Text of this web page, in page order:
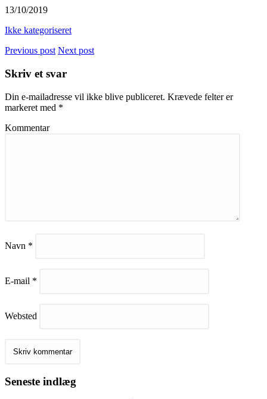
13/10/2019
Ikke kategoriseret
Previous post Next post
Skriv et svar
Din e-mailadresse vil ikke blive publiceret. Krævede felter er
markeret med *
Kommentar
Navn *
E-mail *
Websted
Seneste indlæg